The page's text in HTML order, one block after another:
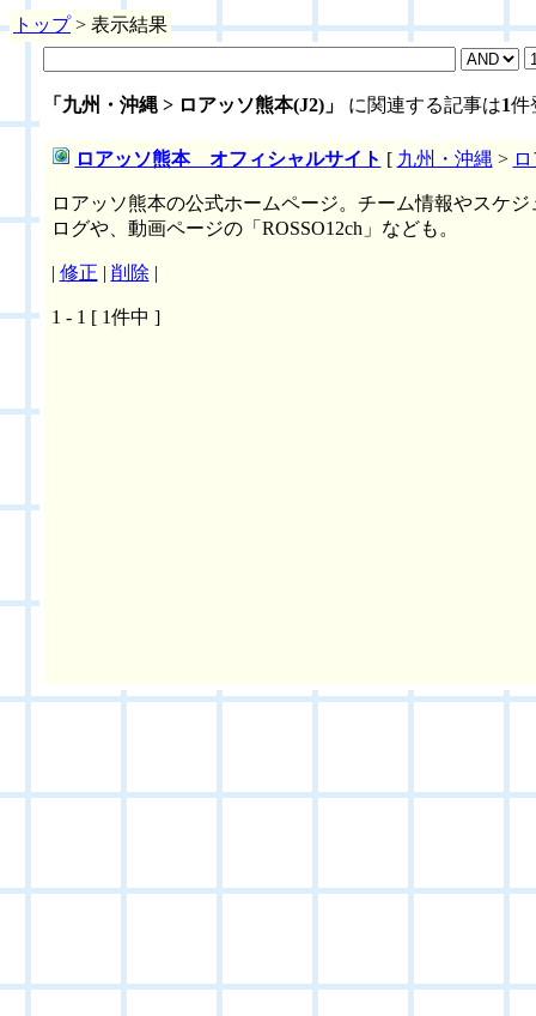
トップ> 表示結果
「九州・沖縄 > ロアッソ熊本(J2)」 に関連する記事は1件
ロアッソ熊本 オフィシャルサイト [ 九州・沖縄 >
ロアッソ熊本の公式ホームページ。チーム情報やスケ
ログや、動画ページの「ROSSO12ch」なども。
| 修正 | 削除 |
1 - 1 [ 1件中 ]